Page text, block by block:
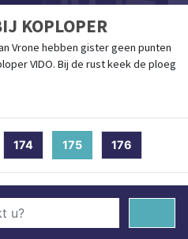
KOPLOPER
Vrone hebben gister geen punten
VIDO. Bij de rust keek de ploeg
174 175(current)
176